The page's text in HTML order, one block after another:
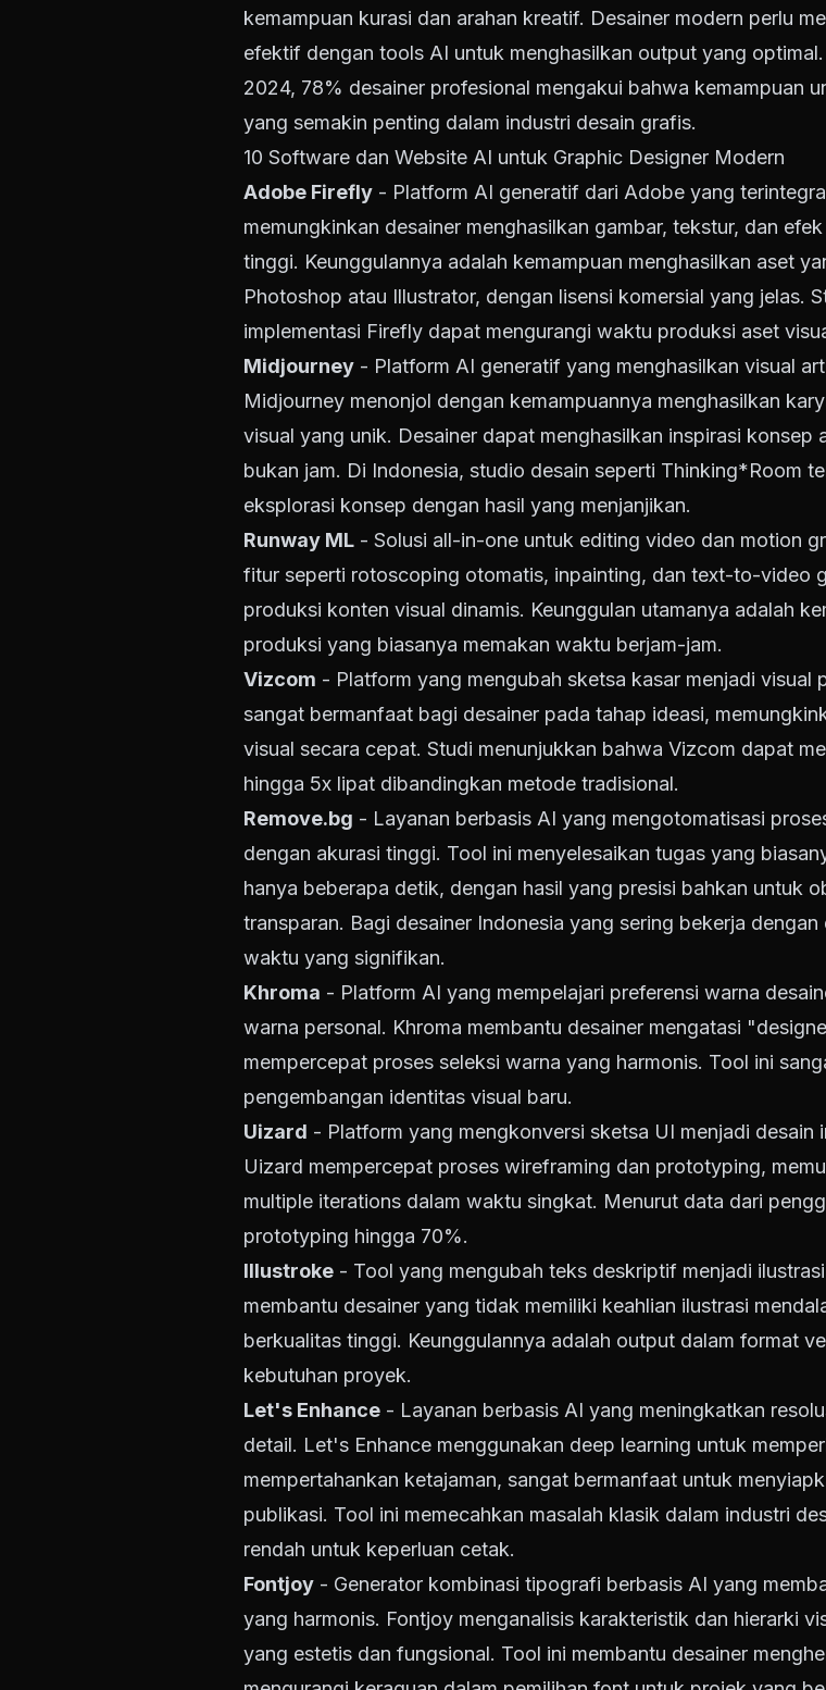
kemampuan kurasi dan arahan kreatif. Desainer modern perlu
efektif dengan tools AI untuk menghasilkan output yang
2024, 78% desainer profesional mengakui bahwa kemampuan
yang semakin penting dalam industri desain grafis.
10 Software dan Website AI untuk Graphic Designer Modern
Adobe Firefly - Platform AI generatif dari Adobe yang
memungkinkan desainer menghasilkan gambar, tekstur, dan
tinggi. Keunggulannya adalah kemampuan menghasilkan aset
Photoshop atau Illustrator, dengan lisensi komersial yang jelas.
implementasi Firefly dapat mengurangi waktu produksi aset
Midjourney - Platform AI generatif yang menghasilkan visual
Midjourney menonjol dengan kemampuannya menghasilkan
visual yang unik. Desainer dapat menghasilkan inspirasi
bukan jam. Di Indonesia, studio desain seperti Thinking*Room
eksplorasi konsep dengan hasil yang menjanjikan.
Runway ML - Solusi all-in-one untuk editing video dan motion
fitur seperti rotoscoping otomatis, inpainting, dan text-to-video
produksi konten visual dinamis. Keunggulan utamanya adalah
produksi yang biasanya memakan waktu berjam-jam.
Vizcom - Platform yang mengubah sketsa kasar menjadi visual
sangat bermanfaat bagi desainer pada tahap ideasi,
visual secara cepat. Studi menunjukkan bahwa Vizcom dapat
hingga 5x lipat dibandingkan metode tradisional.
Remove.bg - Layanan berbasis AI yang mengotomatisasi
dengan akurasi tinggi. Tool ini menyelesaikan tugas yang
hanya beberapa detik, dengan hasil yang presisi bahkan untuk
transparan. Bagi desainer Indonesia yang sering bekerja
waktu yang signifikan.
Khroma - Platform AI yang mempelajari preferensi warna
warna personal. Khroma membantu desainer mengatasi
mempercepat proses seleksi warna yang harmonis. Tool ini
pengembangan identitas visual baru.
Uizard - Platform yang mengkonversi sketsa UI menjadi
Uizard mempercepat proses wireframing dan prototyping,
multiple iterations dalam waktu singkat. Menurut data dari
prototyping hingga 70%.
Illustroke - Tool yang mengubah teks deskriptif menjadi
membantu desainer yang tidak memiliki keahlian ilustrasi
berkualitas tinggi. Keunggulannya adalah output dalam format
kebutuhan proyek.
Let's Enhance - Layanan berbasis AI yang meningkatkan
detail. Let's Enhance menggunakan deep learning untuk
mempertahankan ketajaman, sangat bermanfaat untuk
publikasi. Tool ini memecahkan masalah klasik dalam industri
rendah untuk keperluan cetak.
Fontjoy - Generator kombinasi tipografi berbasis AI yang
yang harmonis. Fontjoy menganalisis karakteristik dan hierarki
yang estetis dan fungsional. Tool ini membantu desainer